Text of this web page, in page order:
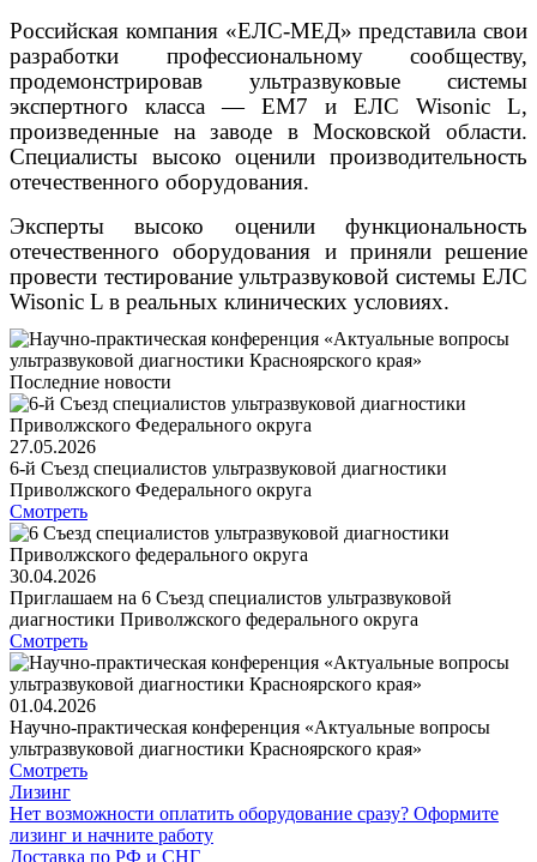
Российская компания «ЕЛС-МЕД» представила свои
разработки профессиональному сообществу,
продемонстрировав ультразвуковые системы
экспертного класса — ЕМ7 и ЕЛС Wisonic L,
произведенные на заводе в Московской области.
Специалисты высоко оценили производительность
отечественного оборудования.
Эксперты высоко оценили функциональность
отечественного оборудования и приняли решение
провести тестирование ультразвуковой системы ЕЛС
Wisonic L в реальных клинических условиях.
Последние новости
27.05.2026
6-й Съезд специалистов ультразвуковой диагностики
Приволжского Федерального округа
Смотреть
30.04.2026
Приглашаем на 6 Съезд специалистов ультразвуковой
диагностики Приволжского федерального округа
Смотреть
01.04.2026
Научно-практическая конференция «Актуальные вопросы
ультразвуковой диагностики Красноярского края»
Смотреть
Лизинг
Нет возможности оплатить оборудование сразу? Оформите
лизинг и начните работу
Доставка по РФ и СНГ